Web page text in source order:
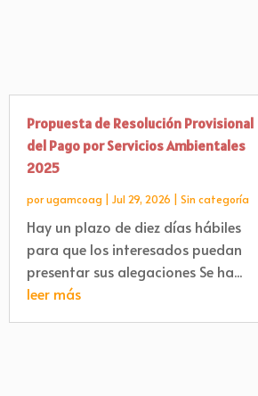
Propuesta de Resolución Provisional
del Pago por Servicios Ambientales
2025
porugamcoag Jul 29, 2026 Sin categoría
Hay un plazo de diez días hábiles
para que los interesados puedan
presentar sus alegaciones Se ha...
leer más